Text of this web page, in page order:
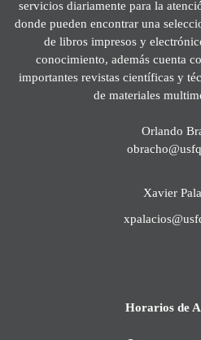
servicios diariamente para la
donde pueden encontrar una
de libros impresos y
conocimiento, además cuenta
importantes revistas científicas y
de materiales
Orlando
Xavier
Horarios de